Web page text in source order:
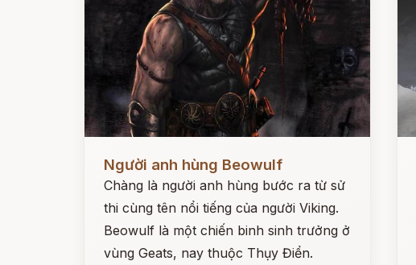
Người anh hùng Beowulf
Chàng là người anh hùng bước ra từ sử
thi cùng tên nổi tiếng của người Viking.
Beowulf là một chiến binh sinh trưởng ở
vùng Geats, nay thuộc Thụy Điển.